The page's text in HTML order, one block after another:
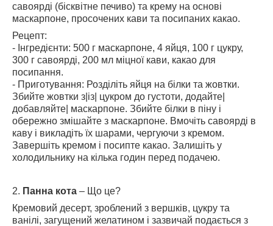
савоярді (бісквітне печиво) та крему на основі
маскарпоне, просочених кави та посипаних какао.
Рецепт:
- Інгредієнти: 500 г маскарпоне, 4 яйця, 100 г цукру,
300 г савоярді, 200 мл міцної кави, какао для
посипання.
- Приготування: Розділіть яйця на білки та жовтки.
Збийте жовтки з|із| цукром до густоти, додайте|
добавляйте| маскарпоне. Збийте білки в піну і
обережно змішайте з маскарпоне. Вмочіть савоярді в
каву і викладіть їх шарами, чергуючи з кремом.
Завершіть кремом і посипте какао. Залишіть у
холодильнику на кілька годин перед подачею.
2. Панна кота – Що це?
Кремовий десерт, зроблений з вершків, цукру та
ванілі, загущений желатином і зазвичай подається з